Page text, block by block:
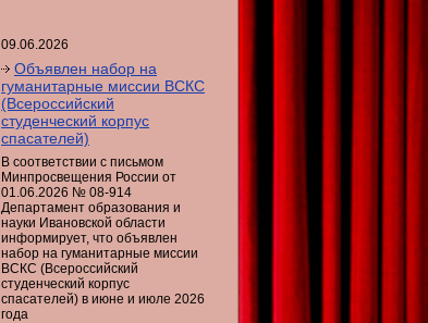
09.06.2026
Объявлен набор на
гуманитарные миссии ВСКС
(Всероссийский
студенческий корпус
спасателей)
B соответствии с письмом
Минпросвещения России от
01.06.2026 № 08-914
Департамент образования и
науки Ивановской области
информирует, что объявлен
набор на гуманитарные миссии
ВСКС (Всероссийский
студенческий корпус
спасателей) в июне и июле 2026
года